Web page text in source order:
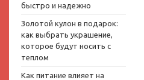
быстро и надежно
Золотой кулон в подарок:
как выбрать украшение,
которое будут носить с
теплом
Как питание влияет на